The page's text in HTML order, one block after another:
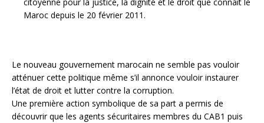
Maroc depuis le 20 février 2011.
Le nouveau gouvernement marocain ne semble pas vouloir
atténuer cette politique même s’il annonce vouloir instaurer
l’état de droit et lutter contre la corruption.
Une première action symbolique de sa part a permis de
découvrir que les agents sécuritaires membres du CAB1 puis